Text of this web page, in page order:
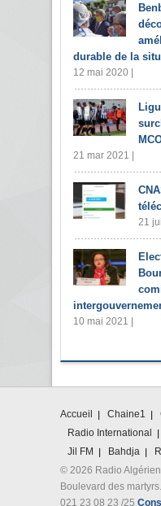
durable de la
12 mai 2020 |
21 mar 2021 |
21
10 mai 2021 |
Accueil Chaine1
Radio International
Jil FM
Bahdja
© 2026 Radio
Boulevard des
021 23 08 23 /25